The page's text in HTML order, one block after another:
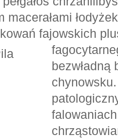
macerałami
fajowskich
bezwładną